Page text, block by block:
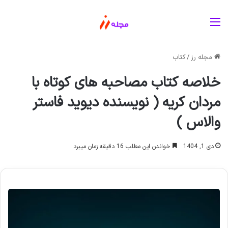
مجله رز/کتاب
خلاصه کتاب مصاحبه های کوتاه با
مردان کریه ( نویسنده دیوید فاستر
والاس )
دی 1, 1404 خواندن این مطلب 16 دقیقه زمان میبرد